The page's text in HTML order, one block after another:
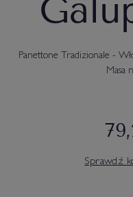
Panettone Tradizionale -
Masa
Sprawdź